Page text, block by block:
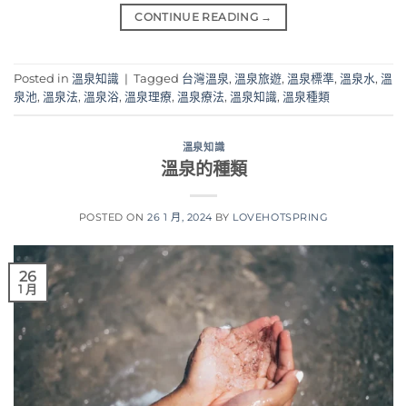
CONTINUE READING →
Posted in 溫泉知識 | Tagged 台灣溫泉, 溫泉旅遊, 溫泉標準, 溫泉水, 溫
泉池, 溫泉法, 溫泉浴, 溫泉理療, 溫泉療法, 溫泉知識, 溫泉種類
溫泉知識
溫泉的種類
POSTED ON26 1 月, 2024 BY LOVEHOTSPRING
26
1 月